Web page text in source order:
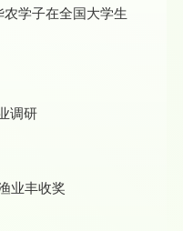
学子在全国大学生
调研
业丰收奖